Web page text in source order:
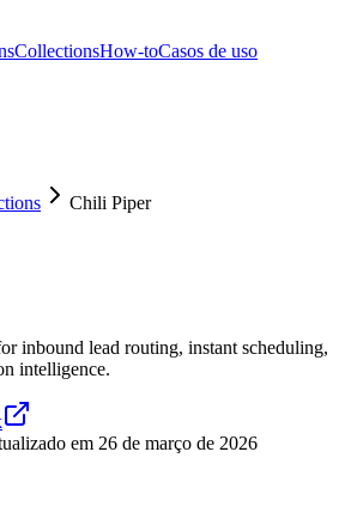
CollectionsHow-toCasos de uso
Chili Piper
inbound lead routing, instant scheduling,
intelligence.
em 26 de março de 2026